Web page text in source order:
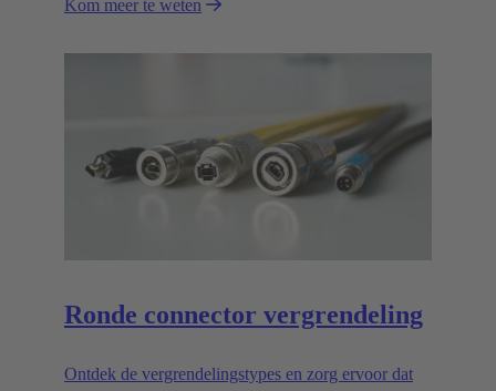
Kom meer te weten
Ronde connector vergrendeling
Ontdek de vergrendelingstypes en zorg ervoor dat